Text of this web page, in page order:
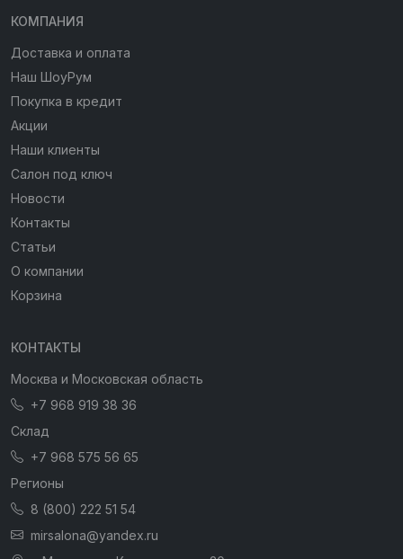
КОМПАНИЯ
Доставка и оплата
Наш ШоуРум
Покупка в кредит
Акции
Наши клиенты
Салон под ключ
Новости
Контакты
Статьи
О компании
Корзина
КОНТАКТЫ
Москва и Московская область
+7 968 919 38 36
Склад
+7 968 575 56 65
Регионы
8 (800) 222 51 54
mirsalona@yandex.ru